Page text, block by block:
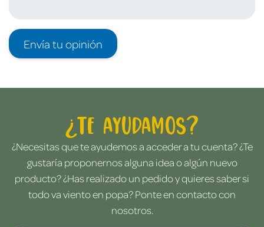
Envía tu opinión
¿Te ayudamos?
¿Necesitas que te ayudemos a acceder a tu cuenta? ¿Te
gustaría proponernos alguna idea o algún nuevo
producto? ¿Has realizado un pedido y quieres saber si
todo va viento en popa? Ponte en contacto con
nosotros.